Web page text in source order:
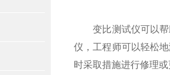
变比测试仪可以帮
仪，工程师可以轻松
时采取措施进行修理